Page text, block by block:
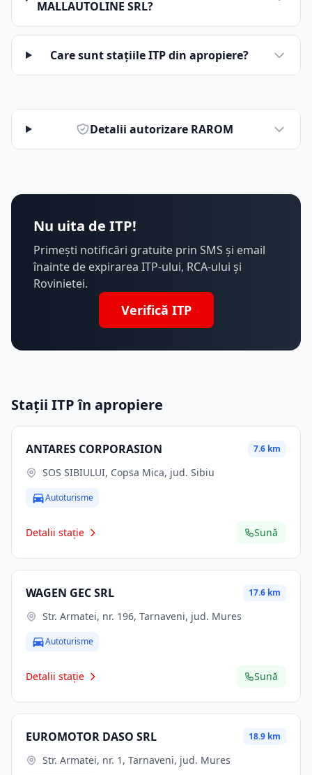
MALLAUTOLINE SRL?
Care sunt stațiile ITP din apropiere?
Detalii autorizare RAROM
Nu uita de ITP!
Primești notificări gratuite prin SMS și email
înainte de expirarea ITP-ului, RCA-ului și
Rovinietei.
Verifică ITP
Stații ITP în apropiere
ANTARES CORPORASION 7.6 km
SOS SIBIULUI, Copsa Mica, jud. Sibiu
Autoturisme
Detalii stație Sună
WAGEN GEC SRL 17.6 km
Str. Armatei, nr. 196, Tarnaveni, jud. Mures
Autoturisme
Detalii stație Sună
EUROMOTOR DASO SRL 18.9 km
Str. Armatei, nr. 1, Tarnaveni, jud. Mures